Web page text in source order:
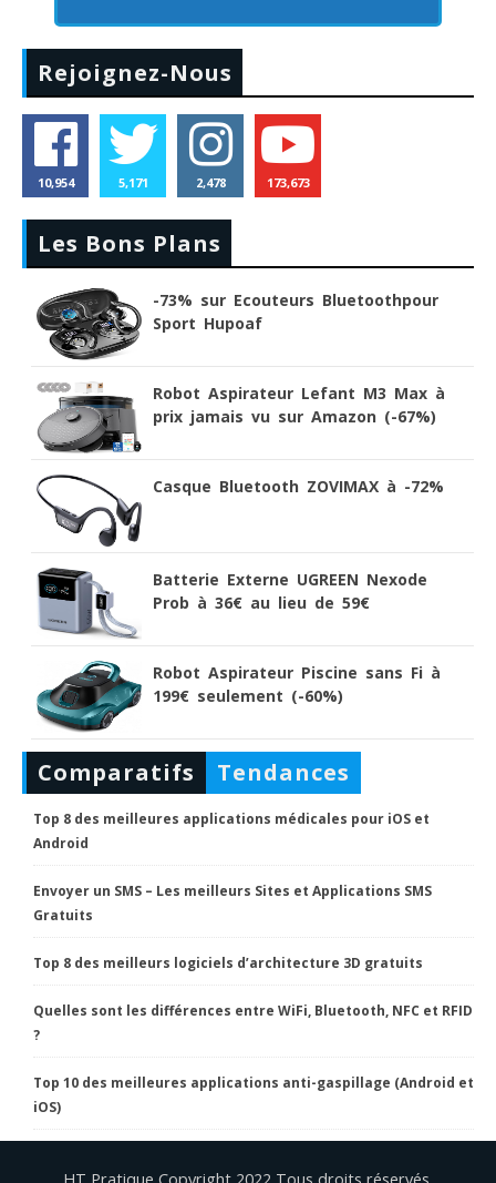
Rejoignez-Nous
10,954 5,171 2,478 173,673
Les Bons Plans
-73% sur Ecouteurs Bluetoothpour
Sport Hupoaf
Robot Aspirateur Lefant M3 Max à
prix jamais vu sur Amazon (-67%)
Casque Bluetooth ZOVIMAX à -72%
Batterie Externe UGREEN Nexode
Prob à 36€ au lieu de 59€
Robot Aspirateur Piscine sans Fi à
199€ seulement (-60%)
Comparatifs Tendances
Top 8 des meilleures applications médicales pour iOS et
Android
Envoyer un SMS – Les meilleurs Sites et Applications SMS
Gratuits
Top 8 des meilleurs logiciels d’architecture 3D gratuits
Quelles sont les différences entre WiFi, Bluetooth, NFC et RFID
?
Top 10 des meilleures applications anti-gaspillage (Android et
iOS)